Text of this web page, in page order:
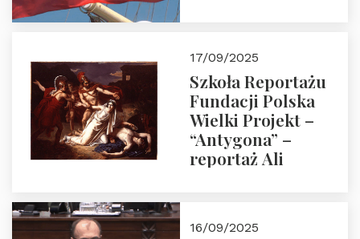
17/09/2025
Szkoła Reportażu
Fundacji Polska
Wielki Projekt –
“Antygona” –
reportaż Ali
16/09/2025